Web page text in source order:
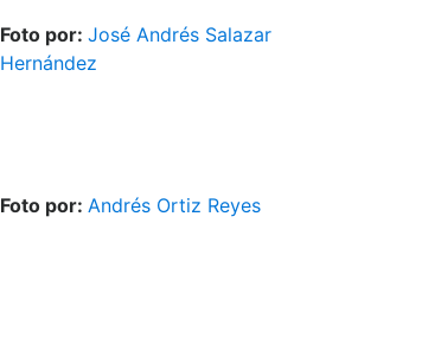
Foto por: José Andrés Salazar
Hernández
Foto por: Andrés Ortiz Reyes